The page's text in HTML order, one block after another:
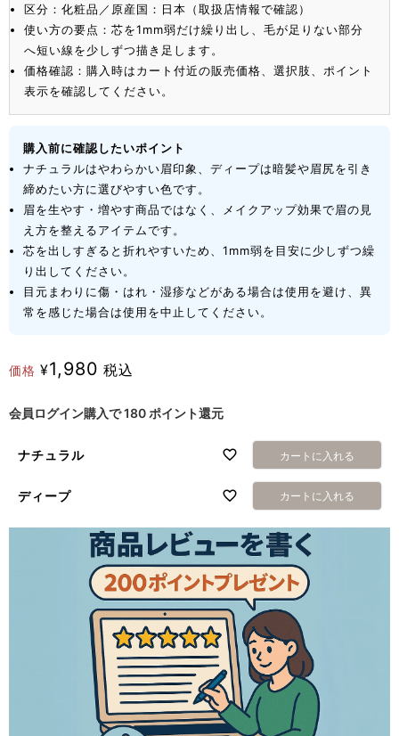
区分：化粧品／原産国：日本（取扱店情報で確認）
使い方の要点：芯を1mm弱だけ繰り出し、毛が足りない部分
へ短い線を少しずつ描き足します。
価格確認：購入時はカート付近の販売価格、選択肢、ポイント
表示を確認してください。
購入前に確認したいポイント
ナチュラルはやわらかい眉印象、ディープは暗髪や眉尻を引き
締めたい方に選びやすい色です。
眉を生やす・増やす商品ではなく、メイクアップ効果で眉の見
え方を整えるアイテムです。
芯を出しすぎると折れやすいため、1mm弱を目安に少しずつ繰
り出してください。
目元まわりに傷・はれ・湿疹などがある場合は使用を避け、異
常を感じた場合は使用を中止してください。
価格 ¥1,980 税込
会員ログイン購入で180 ポイント還元
ナチュラル カートに入れる
ディープ カートに入れる